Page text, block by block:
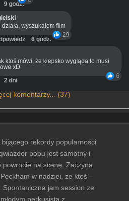
9 godz.
wyszukałem film
29
6 godz.
ktoś mówi, że kiepsko wygląda to musi
xD
6
2 dni
komentarzy... (37)
bijącego rekordy popularności
popu jest samotny i
powrocie na scenę. Zaczyna
w nadziei, że ktoś –
Spontaniczna jam session ze
perkusistą z